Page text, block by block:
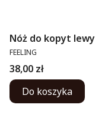
Nóż do kopyt lewy
PRODUCENT
FEELING
Cena
38,00 zł
Do koszyka